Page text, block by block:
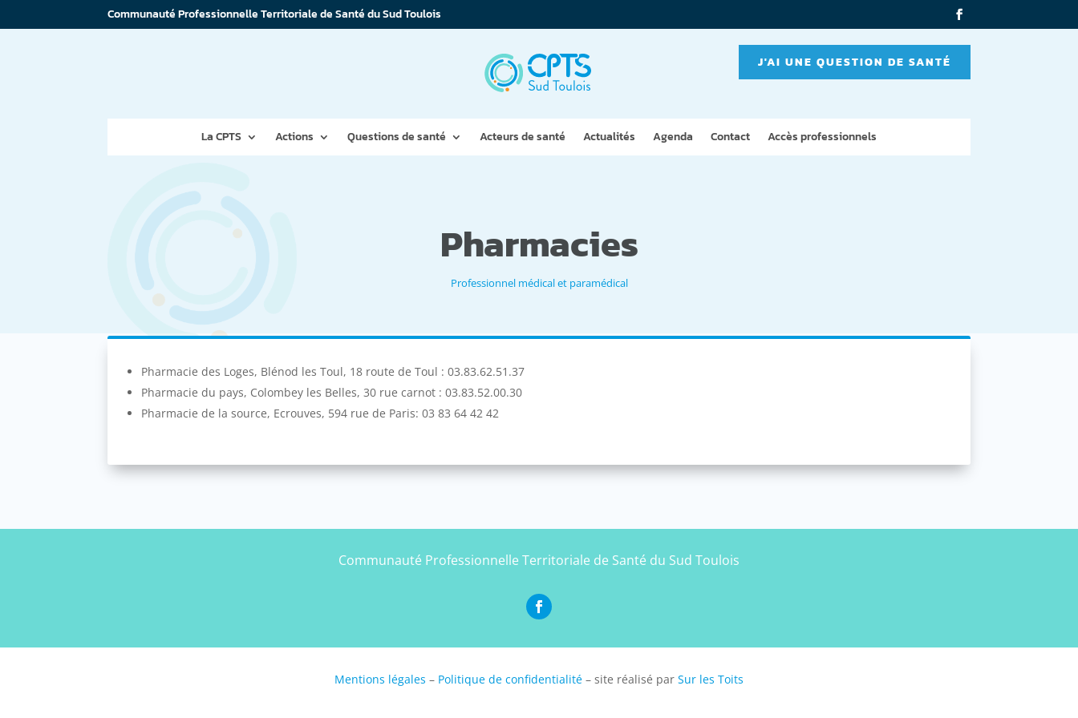
Communauté Professionnelle Territoriale de Santé du Sud Toulois
J'AI UNE QUESTION DE SANTÉ
La CPTS Actions Questions de santé Acteurs de santé Actualités Agenda Contact Accès professionnels
Pharmacies
Professionnel médical et paramédical
Pharmacie des Loges, Blénod les Toul, 18 route de Toul : 03.83.62.51.37
Pharmacie du pays, Colombey les Belles, 30 rue carnot : 03.83.52.00.30
Pharmacie de la source, Ecrouves, 594 rue de Paris: 03 83 64 42 42
Communauté Professionnelle Territoriale de Santé du Sud Toulois
Mentions légales – Politique de confidentialité – site réalisé par Sur les Toits